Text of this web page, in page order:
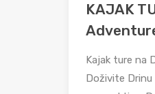
KAJAK
Kajak ture na
Doživite